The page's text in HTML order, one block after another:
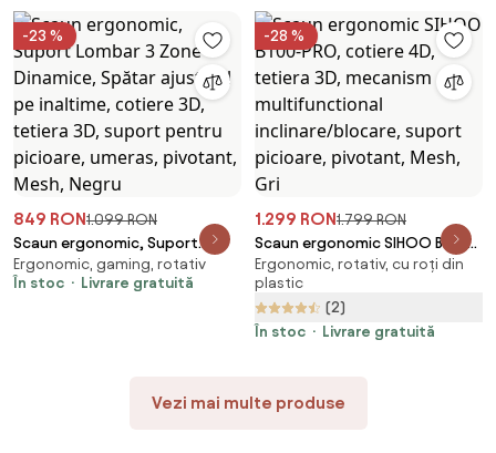
-23 %
849 RON1.099 RON
Scaun ergonomic, Suport
Lombar 3 Zone Dinamice,
Spătar ajustabil pe inaltime,
Ergonomic, gaming, rotativ
În stoc
Livrare gratuită
-28 %
1.299 RON1.799 RON
Scaun ergonomic SIHOO B100-
PRO, cotiere 4D, tetiera 3D,
mecanism multifunctional
inclinare/blocare, suport
picioare, pivotant, Mesh, Gri
Ergonomic, rotativ, cu roți din
plastic
(2)
În stoc
Livrare gratuită
Vezi mai multe produse